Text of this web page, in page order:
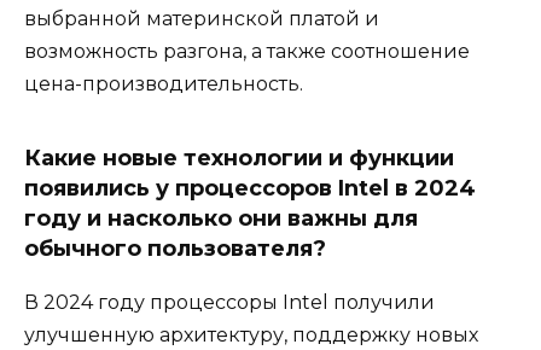
выбранной материнской платой и
возможность разгона, а также соотношение
цена-производительность.
Какие новые технологии и функции
появились у процессоров Intel в 2024
году и насколько они важны для
обычного пользователя?
В 2024 году процессоры Intel получили
улучшенную архитектуру, поддержку новых